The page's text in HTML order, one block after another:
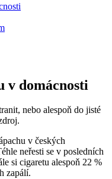
v domácnosti
nebo alespoň do jisté
v českých
neřesti se v posledních
si cigaretu alespoň 22 %
zapálí.